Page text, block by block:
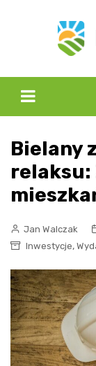
Bielany
relaksu:
Jan Walczak
Inwestycje,